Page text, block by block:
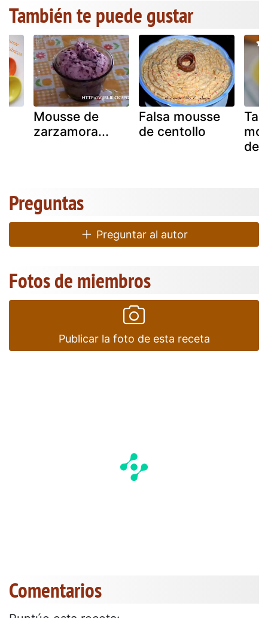
También te puede gustar
Mousse de
zarzamora...
Falsa mousse
de centollo
de
Preguntas
Preguntar al autor
Fotos de miembros
Publicar la foto de esta receta
Comentarios